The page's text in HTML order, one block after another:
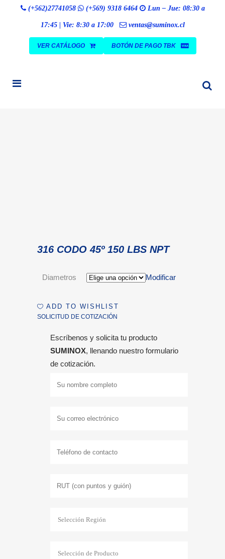
(+562)27741058 (+569) 9318 6464 Lun – Jue: 08:30 a
17:45 | Vie: 8:30 a 17:00 ventas@suminox.cl
VER CATÁLOGO BOTÓN DE PAGO TBK
316 CODO 45º 150 LBS NPT
Diametros Modificar
ADD TO WISHLIST
SOLICITUD DE COTIZACIÓN
Escríbenos y solicita tu producto
SUMINOX, llenando nuestro formulario
de cotización.
de
BUSCAR